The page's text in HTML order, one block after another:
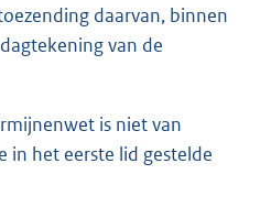
daarvan, binnen
van de
is niet van
in het eerste lid gestelde